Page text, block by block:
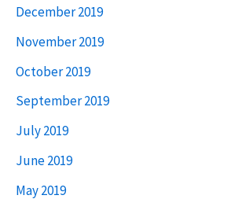
December 2019
November 2019
October 2019
September 2019
July 2019
June 2019
May 2019